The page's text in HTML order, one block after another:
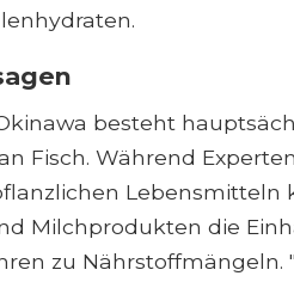
besteht
Fisch. Während
Lebensmitteln
Milchprodukten die
zu Nährstoffmängeln. "